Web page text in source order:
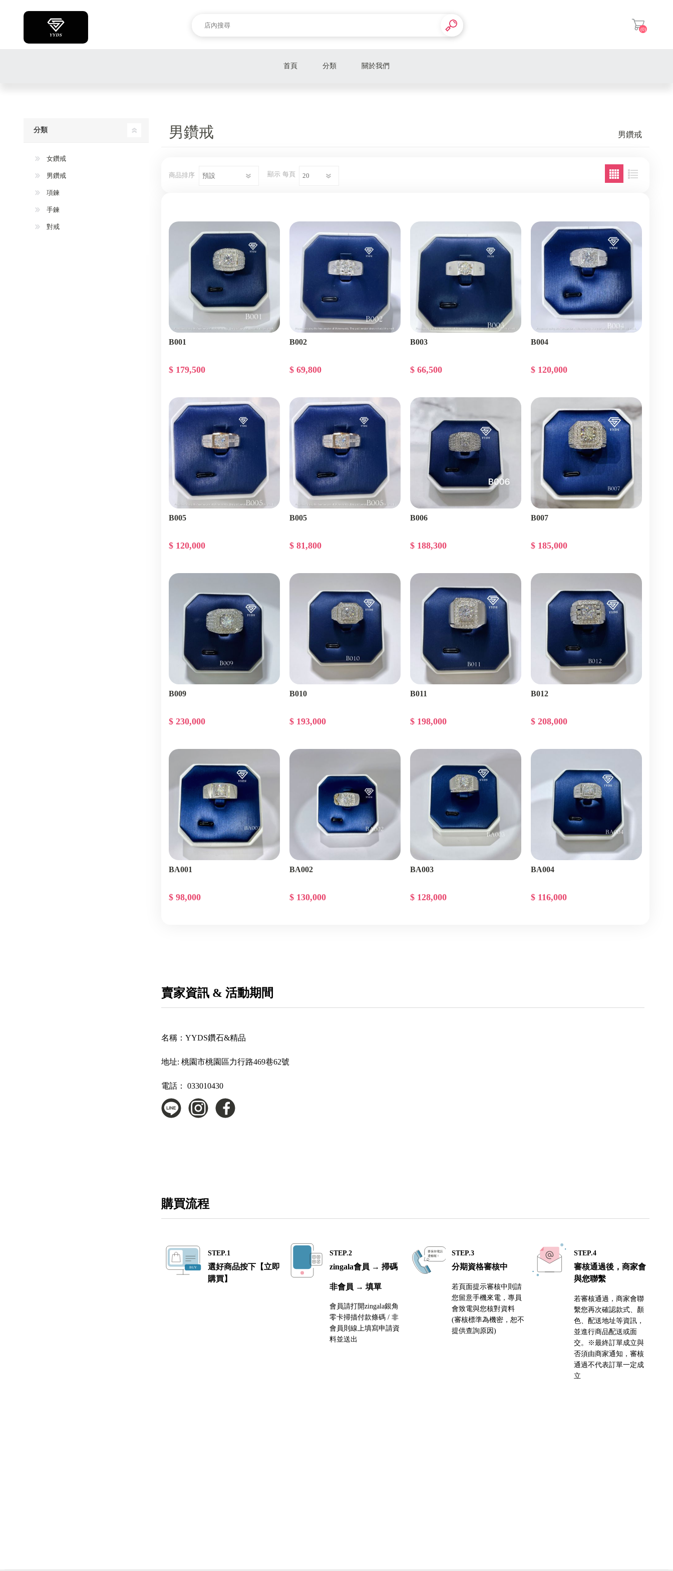
(0)
首頁 分類 關於我們
男鑽戒 男鑽戒
商品排序 顯示 每頁
B001
$ 179,500
B002
$ 69,800
B003
$ 66,500
B004
$ 120,000
B005
$ 120,000
B005
$ 81,800
B006
$ 188,300
B007
$ 185,000
B009
$ 230,000
B010
$ 193,000
B011
$ 198,000
B012
$ 208,000
BA001
$ 98,000
BA002
$ 130,000
BA003
$ 128,000
BA004
$ 116,000
賣家資訊 & 活動期間
名稱： YYDS鑽石&精品
地址: 桃園市桃園區力行路469巷62號
電話： 033010430
購買流程
STEP.1
選好商品按下【立即
購買】
STEP.2
zingala會員 → 掃碼
非會員 → 填單
會員請打開zingala銀角
零卡掃描付款條碼 / 非
會員則線上填寫申請資
料並送出
STEP.3
分期資格審核中
若頁面提示審核中則請
您留意手機來電，專員
會致電與您核對資料
(審核標準為機密，恕不
提供查詢原因)
STEP.4
審核通過後，商家會
與您聯繫
若審核通過，商家會聯
繫您再次確認款式、顏
色、配送地址等資訊，
並進行商品配送或面
交。※最終訂單成立與
否須由商家通知，審核
通過不代表訂單一定成
立
分類
女鑽戒
男鑽戒
項鍊
手鍊
對戒